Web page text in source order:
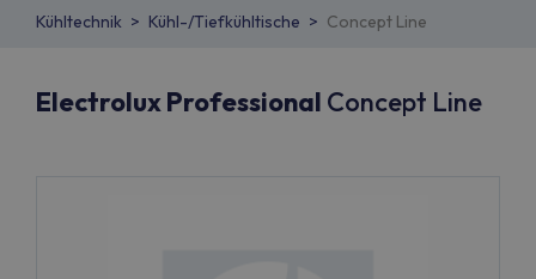
Kühltechnik
Kühl-/Tiefkühltische Concept Line
Electrolux Professional Concept Line